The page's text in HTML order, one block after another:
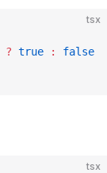
tsx
? true :
false
tsx